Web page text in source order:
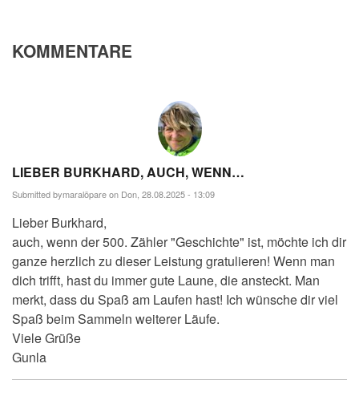
KOMMENTARE
LIEBER BURKHARD, AUCH, WENN…
Submitted bymaralöpareon Don, 28.08.2025 - 13:09
Lieber Burkhard,
auch, wenn der 500. Zähler "Geschichte" ist, möchte ich dir
ganze herzlich zu dieser Leistung gratulieren! Wenn man
dich trifft, hast du immer gute Laune, die ansteckt. Man
merkt, dass du Spaß am Laufen hast! Ich wünsche dir viel
Spaß beim Sammeln weiterer Läufe.
Viele Grüße
Gunla